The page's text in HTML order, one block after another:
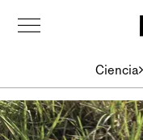
Ciencia